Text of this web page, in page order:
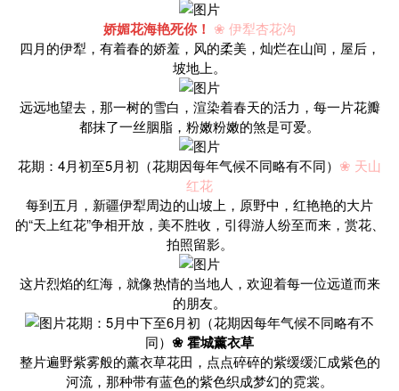
娇媚花海艳死你！ ❀ 伊犁杏花沟
四月的伊犁，有着春的娇羞，风的柔美，灿烂在山间，屋后，
坡地上。
远远地望去，那一树的雪白，渲染着春天的活力，每一片花瓣
都抹了一丝胭脂，粉嫩粉嫩的煞是可爱。
花期：4月初至5月初（花期因每年气候不同略有不同） ❀ 天山
红花
每到五月，新疆伊犁周边的山坡上，原野中，红艳艳的大片
的“天上红花”争相开放，美不胜收，引得游人纷至而来，赏花、
拍照留影。
这片烈焰的红海，就像热情的当地人，欢迎着每一位远道而来
的朋友。
花期：5月中下至6月初（花期因每年气候不同略有不
同） ❀ 霍城薰衣草
整片遍野紫雾般的薰衣草花田，点点碎碎的紫缓缓汇成紫色的
河流，那种带有蓝色的紫色织成梦幻的霓裳。